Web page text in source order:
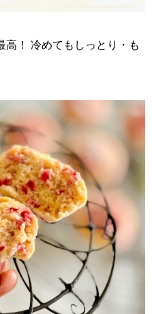
高！ 冷めてもしっとり・も